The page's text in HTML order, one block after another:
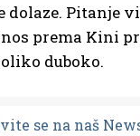
dolaze. Pitanje
prema Kini
duboko.
e se na naš